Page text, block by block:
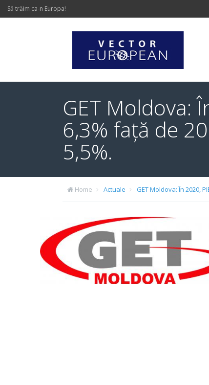
Să trăim ca-n Europa!
GET Moldova:
6,3% față de
5,5%.
Home Actuale GET Moldova: În 2020,